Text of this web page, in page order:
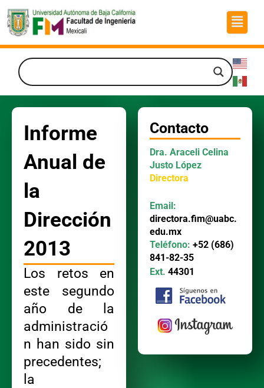
al
contenido
Menú
Informe
Anual de
la
Dirección
2013
Los retos en
este segundo
año de la
administració
n han sido sin
precedentes;
la
Contacto
Dra. Araceli Celina
Justo López
Directora
Email:
directora.fim@uabc.
edu.mx
Teléfono: +52 (686)
841-82-35
Ext. 44301